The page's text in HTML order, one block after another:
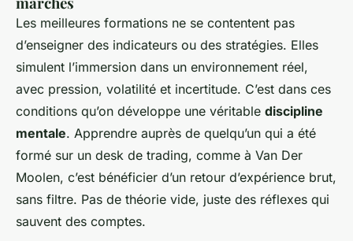
Les meilleures formations ne se contentent pas
d’enseigner des indicateurs ou des stratégies. Elles
simulent l’immersion dans un environnement réel,
avec pression, volatilité et incertitude. C’est dans ces
conditions qu’on développe une véritable discipline
mentale. Apprendre auprès de quelqu’un qui a été
formé sur un desk de trading, comme à Van Der
Moolen, c’est bénéficier d’un retour d’expérience brut,
sans filtre. Pas de théorie vide, juste des réflexes qui
sauvent des comptes.